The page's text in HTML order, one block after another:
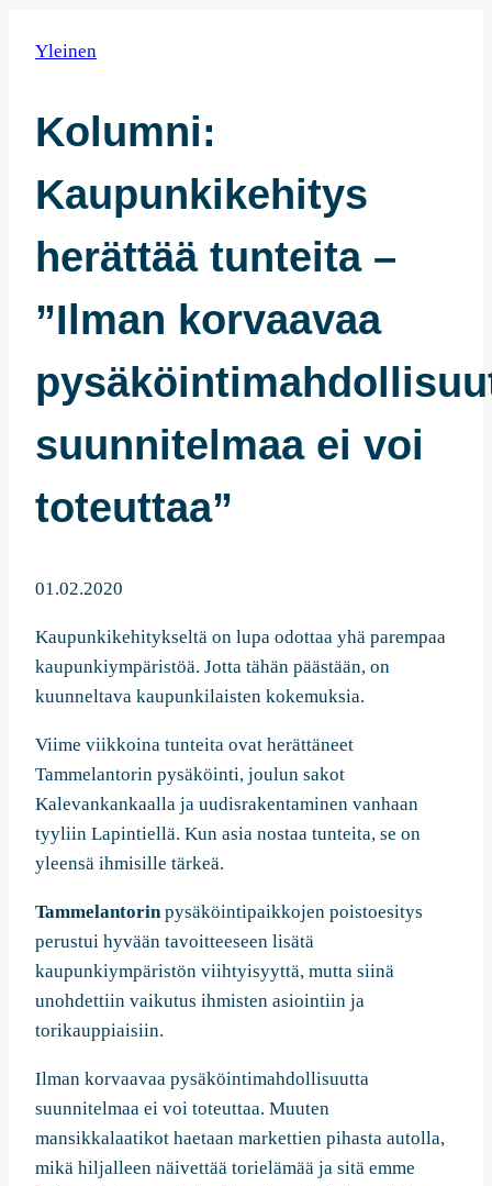
Yleinen
Kolumni:
Kaupunkikehitys
herättää tunteita –
”Ilman korvaavaa
suunnitelmaa ei voi
toteuttaa”
01.02.2020
Kaupunkikehitykseltä on lupa odottaa yhä parempaa
kaupunkiympäristöä. Jotta tähän päästään, on
kuunneltava kaupunkilaisten kokemuksia.
Viime viikkoina tunteita ovat herättäneet
Tammelantorin pysäköinti, joulun sakot
Kalevankankaalla ja uudisrakentaminen vanhaan
tyyliin Lapintiellä. Kun asia nostaa tunteita, se on
yleensä ihmisille tärkeä.
Tammelantorinpysäköintipaikkojen poistoesitys
perustui hyvään tavoitteeseen lisätä
kaupunkiympäristön viihtyisyyttä, mutta siinä
unohdettiin vaikutus ihmisten asiointiin ja
torikauppiaisiin.
Ilman korvaavaa pysäköintimahdollisuutta
suunnitelmaa ei voi toteuttaa. Muuten
mansikkalaatikot haetaan markettien pihasta autolla,
mikä hiljalleen näivettää torielämää ja sitä emme